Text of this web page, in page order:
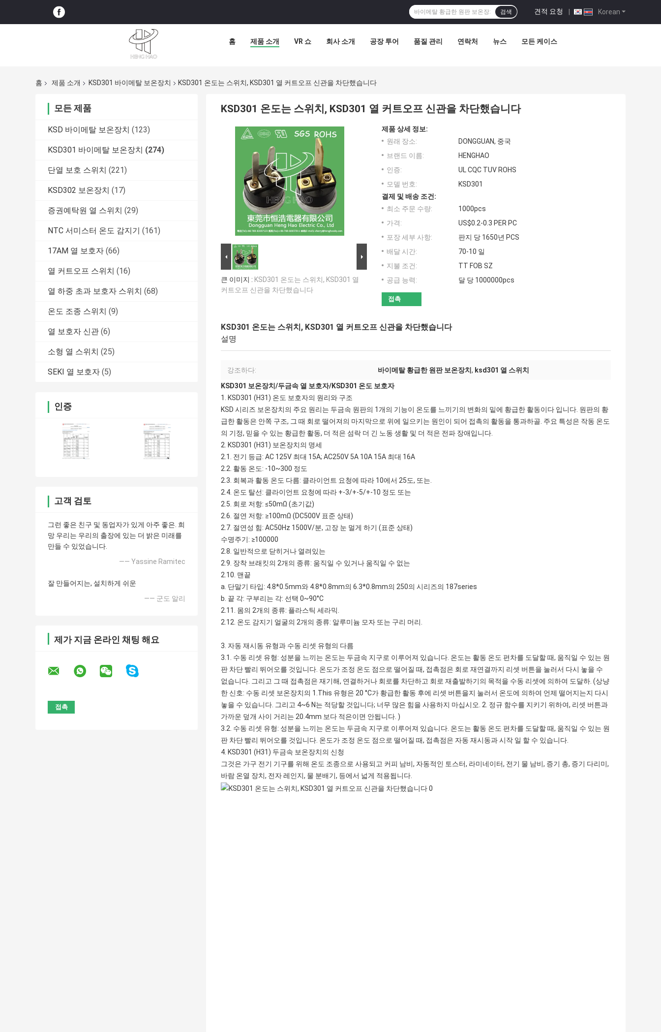
Korean
견적 요청 |
검색
홈 제품 소개 VR 쇼 회사 소개 공장 투어 품질 관리 연락처 뉴스 모든 케이스
홈 제품 소개 KSD301 바이메탈 보온장치 KSD301 온도는 스위치, KSD301 열 커트오프 신관을 차단했습니다
모든 제품
KSD 바이메탈 보온장치 (123)
KSD301 바이메탈 보온장치 (274)
단열 보호 스위치 (221)
KSD302 보온장치 (17)
증권예탁원 열 스위치 (29)
NTC 서미스터 온도 감지기 (161)
17AM 열 보호자 (66)
열 커트오프 스위치 (16)
열 하중 초과 보호자 스위치 (68)
온도 조종 스위치 (9)
열 보호자 신관 (6)
소형 열 스위치 (25)
SEKI 열 보호자 (5)
인증
고객 검토
그런 좋은 친구 및 동업자가 있게 아주 좋은. 희
망 우리는 우리의 출장에 있는 더 밝은 미래를
만들 수 있었습니다.
—— Yassine Ramitec
잘 만들어지는, 설치하게 쉬운
—— 군도 알리
제가 지금 온라인 채팅 해요
KSD301 온도는 스위치, KSD301 열 커트오프 신관을 차단했습니다
큰 이미지 : KSD301 온도는 스위치, KSD301 열
커트오프 신관을 차단했습니다
제품 상세 정보:
원래 장소:
DONGGUAN, 중국
브랜드 이름:
HENGHAO
인증:
UL CQC TUV ROHS
모델 번호:
KSD301
결제 및 배송 조건:
최소 주문 수량:
1000pcs
가격:
US$0.2-0.3 PER PC
포장 세부 사항:
판지 당 1650년 PCS
배달 시간:
70-10 일
지불 조건:
TT FOB SZ
공급 능력:
달 당 1000000pcs
접촉
KSD301 온도는 스위치, KSD301 열 커트오프 신관을 차단했습니다
설명
강조하다: 바이메탈 황급한 원판 보온장치 , ksd301 열 스위치
KSD301 보온장치 /두금속 열 보호자/KSD301 온도 보호자
1. KSD301 (H31) 온도 보호자의 원리와 구조
KSD 시리즈 보온장치의 주요 원리는 두금속 원판의 1개의 기능이 온도를 느끼기의 변화의 밑에 황급한 활동이다 입니다. 원판의 황
급한 활동은 안쪽 구조, 그 때 회로 떨어져의 마지막으로 위에 일으키는 원인이 되어 접촉의 활동을 통과하골. 주요 특성은 작동 온도
의 기정, 믿을 수 있는 황급한 활동, 더 적은 섬락 더 긴 노동 생활 및 더 적은 전파 장애입니다.
2. KSD301 (H31) 보온장치의 명세
2.1. 전기 등급: AC 125V 최대 15A; AC250V 5A 10A 15A 최대 16A
2.2. 활동 온도: -10~300 정도
2.3. 회복과 활동 온도 다름: 클라이언트 요청에 따라 10에서 25도, 또는.
2.4. 온도 탈선: 클라이언트 요청에 따라 +-3/+-5/+-10 정도 또는
2.5. 회로 저항: ≤50mΩ (초기값)
2.6. 절연 저항: ≥100mΩ (DC500V 표준 상태)
2.7. 절연성 힘: AC50Hz 1500V/분, 고장 눈 멀게 하기 (표준 상태)
수명주기: ≥100000
2.8. 일반적으로 닫히거나 열려있는
2.9. 장착 브래킷의 2개의 종류: 움직일 수 있거나 움직일 수 없는
2.10. 맨끝
a. 단말기 타입: 4.8*0.5mm와 4.8*0.8mm의 6.3*0.8mm의 250의 시리즈의 187series
b. 끝 각: 구부리는 각: 선택 0~90°C
2.11. 몸의 2개의 종류: 플라스틱 세라믹.
2.12. 온도 감지기 얼굴의 2개의 종류: 알루미늄 모자 또는 구리 머리.
3. 자동 재시동 유형과 수동 리셋 유형의 다름
3.1. 수동 리셋 유형: 성분을 느끼는 온도는 두금속 지구로 이루어져 있습니다. 온도는 활동 온도 편차를 도달할 때, 움직일 수 있는 원
판 차단 빨리 뛰어오를 것입니다. 온도가 조정 온도 점으로 떨어질 때, 접촉점은 회로 재연결까지 리셋 버튼을 눌러서 다시 놓을 수
없습니다. 그리고 그 때 접촉점은 재기해, 연결하거나 회로를 차단하고 회로 재출발하기의 목적을 수동 리셋에 의하여 도달하. (상냥
한 신호: 수동 리셋 보온장치의 1.This 유형은 20 °C가 황급한 활동 후에 리셋 버튼을지 눌러서 온도에 의하여 언제 떨어지는지 다시
놓을 수 있습니다. 그리고 4~6 N는 적당할 것입니다; 너무 많은 힘을 사용하지 마십시오. 2. 정규 함수를 지키기 위하여, 리셋 버튼과
가까운 덮개 사이 거리는 20.4mm 보다 적은이면 안됩니다. )
3.2. 수동 리셋 유형: 성분을 느끼는 온도는 두금속 지구로 이루어져 있습니다. 온도는 활동 온도 편차를 도달할 때, 움직일 수 있는 원
판 차단 빨리 뛰어오를 것입니다. 온도가 조정 온도 점으로 떨어질 때, 접촉점은 자동 재시동과 시작 일 할 수 있습니다.
4. KSD301 (H31) 두금속 보온장치의 신청
그것은 가구 전기 기구를 위해 온도 조종으로 사용되고 커피 남비, 자동적인 토스터, 라미네이터, 전기 물 남비, 증기 총, 증기 다리미,
바람 온열 장치, 전자 레인지, 물 분배기, 등에서 넓게 적용됩니다.